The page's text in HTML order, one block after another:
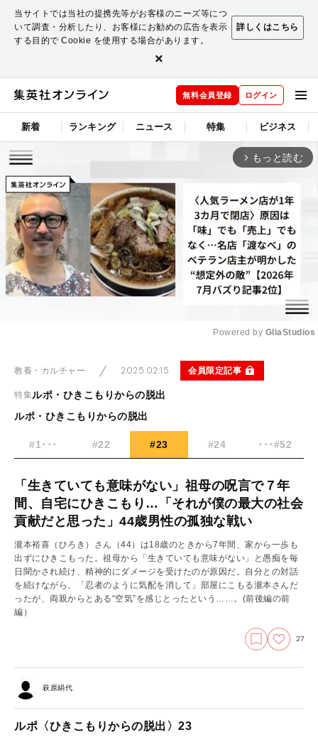
当サイトでは当社の提携先等がお客様のニーズ等につ
いて調査・分析したり、お客様にお勧めの広告を表示
する目的で Cookie を使用する場合があります。
詳しくはこちら
×
無料会員登録 ログイン
新着 ランキング ニュース 特集 ビジネス
arrow_forward_ios もっと読む
Mute
Powered by GliaStudios
教養・カルチャー 2025.02.15 会員限定記事
特集ルポ・ひきこもりからの脱出
ルポ・ひきこもりからの脱出
#1･･･ #22 #23 #24 ･･･#52
「生きていても意味がない」祖母の呪言で７年
間、自宅にひきこもり…「それが僕の最大の社会
貢献だと思った」44歳男性の孤独な戦い
瀧本裕喜（ひろき）さん（44）は18歳のときから7年間、家から一歩も
出ずにひきこもった。祖母から「生きていても意味がない」と愚痴を毎
日聞かされ続け、精神的にダメージを受けたのが原因だ。自分との対話
を続けながら、「忍者のように気配を消して」部屋にこもる瀧本さんだ
ったが、両親からとある“空気”を感じとったという……。 (前後編の前
編）
27
萩原絹代
ルポ〈ひきこもりからの脱出〉23